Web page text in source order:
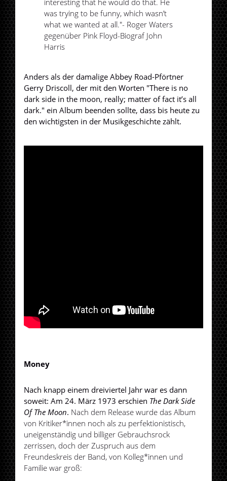
was trying to be funny, which wasn’t
what we wanted at all."- Roger Waters
gegenüber Pink Floyd-Biograf John
Harris
Anders als der damalige Abbey Road-Pförtner
Gerry Driscoll, der mit den Worten "There is no
dark side in the moon, really; matter of fact it’s all
dark." ein Album beenden sollte, dass bis heute zu
den wichtigsten in der Musikgeschichte zählt.
Money
Nach knapp einem dreiviertel Jahr war es dann
soweit: Am 24. März 1973 erschien The Dark Side
Of The Moon. Nach dem Release wurde das Album
von Kritiker*innen noch als zu perfektionistisch,
uneigenständig und billiger Gebrauchsrock
zerrissen, doch der Zuspruch aus dem
Freundeskreis der Band, von Kolleg*innen und
Familie war groß: